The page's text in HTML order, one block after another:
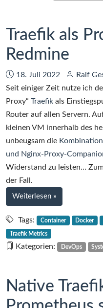
DRBD,
Teil
1
Traefik als
Redmine
Datum:
18. Juli 2022 Autor:
Ralf
Seit einiger Zeit nutze ich
Proxy“ Traefik als
Router auf allen Servern.
kleinen VM innerhalb des
unbeugsam die
und Nginx-Proxy-
Widerstand zu leisten…
der Fall.
Weiterlesen bei
Traefik
als
für
»
Tags: Container Docker
Traefik Metrics
Kategorien: DevOps
Native